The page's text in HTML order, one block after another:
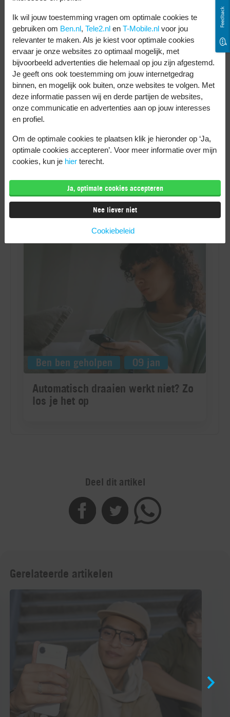
draaien van je iPhone
niet werkt?
Soms werkt het automatisch draaien niet
zoals het zou moeten. Dit kan komen door
je instellingen. Of door de app die je
gebruikt. Sommige apps ondersteunen
namelijk geen schermrotatie of hebben hun
eigen instellingen hiervoor.
Deel dit artikel
Feedback
Gerelateerde artikelen
Ik wil jouw toestemming vragen om optimale cookies te
gebruiken om Ben.nl, Tele2.nl en T-Mobile.nl voor jou
relevanter te maken. Als je kiest voor optimale cookies
ervaar je onze websites zo optimaal mogelijk, met
bijvoorbeeld advertenties die helemaal op jou zijn afgestemd.
Je geeft ons ook toestemming om jouw internetgedrag
binnen, en mogelijk ook buiten, onze websites te volgen. Met
deze informatie passen wij en derde partijen de websites,
onze communicatie en advertenties aan op jouw interesses
en profiel.
Om de optimale cookies te plaatsen klik je hieronder op ‘Ja,
optimale cookies accepteren’. Voor meer informatie over mijn
cookies, kun je hier terecht.
Ja, optimale cookies accepteren
Nee liever niet
Cookiebeleid